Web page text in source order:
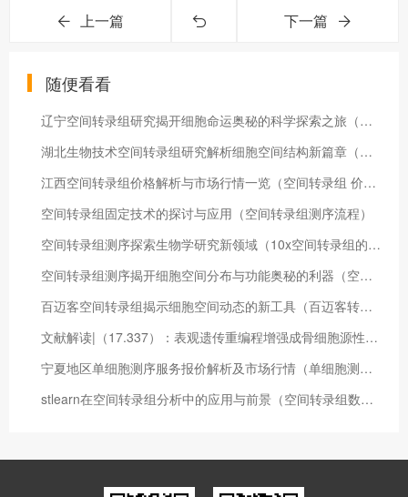
上一篇 下一篇
随便看看
辽宁空间转录组研究揭开细胞命运奥秘的科学探索之旅（空间转录组的意义）
湖北生物技术空间转录组研究解析细胞空间结构新篇章（湖北省生物科技）
江西空间转录组价格解析与市场行情一览（空间转录组 价格）
空间转录组固定技术的探讨与应用（空间转录组测序流程）
空间转录组测序探索生物学研究新领域（10x空间转录组的弊端）
空间转录组测序揭开细胞空间分布与功能奥秘的利器（空间转录组测序原理）
百迈客空间转录组揭示细胞空间动态的新工具（百迈客转录组测序不分析报价）
文献解读|（17.337）：表观遗传重编程增强成骨细胞源性细胞外囊泡促进人骨髓干细胞成骨分化
宁夏地区单细胞测序服务报价解析及市场行情（单细胞测序 药物研发）
stlearn在空间转录组分析中的应用与前景（空间转录组数据）